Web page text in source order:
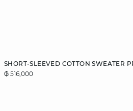
SHORT-SLEEVED COTTON SWEATER
₲ 516,000